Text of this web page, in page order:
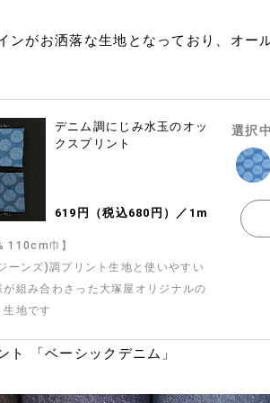
ンがお洒落な生地となっており、オー
デニム調にじみ水玉のオッ
クスプリント
619円（税込680円）／1m
110cm巾】
ーンズ)調プリント生地と使いやすい
が組み合わさった大塚屋オリジナルの
地です
選択
ト 「ベーシックデニム」